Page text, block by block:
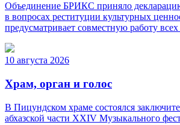
Объединение БРИКС приняло
в вопросах реституции культурных
предусматривает совместную работу
10 августа 2026
Храм, орган и голос
В Пицундском храме состоялся
абхазской части XXIV Музыкального